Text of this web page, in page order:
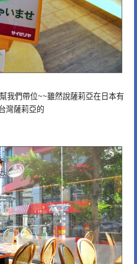
我們帶位~~雖然說薩莉亞在日本有
灣薩莉亞的